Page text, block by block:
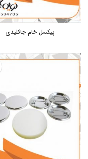
پیکسل خام جاکلیدی